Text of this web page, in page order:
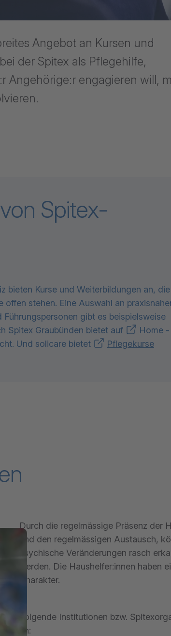
Angebot an Kursen und
der Spitex als Pflegehilfe,
Angehörige:r engagieren will,
Spitex-
bieten Kurse und Weiterbildungen an, die
stehen. Eine Auswahl an
gibt es beispielsweise
Spitex Graubünden bietet auf
Home -
Und solicare bietet
Pflegekurse
Durch die regelmässige Präsenz der
und den regelmässigen Austausch,
psychische Veränderungen rasch
werden. Die Haushelfer:innen haben
Charakter.
Folgende Institutionen bzw.
an: